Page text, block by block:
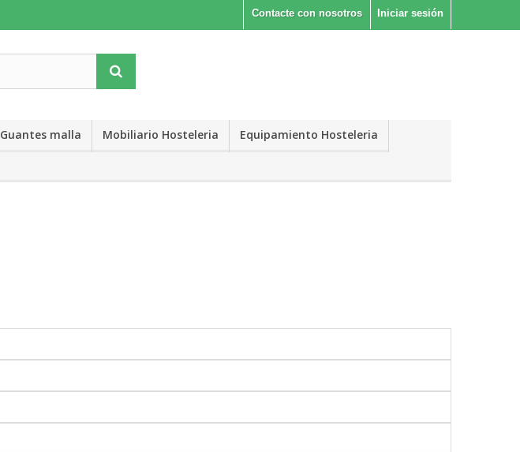
Iniciar sesión
Contacte con nosotros
Guantes malla Mobiliario Hosteleria
Equipamiento Hosteleria